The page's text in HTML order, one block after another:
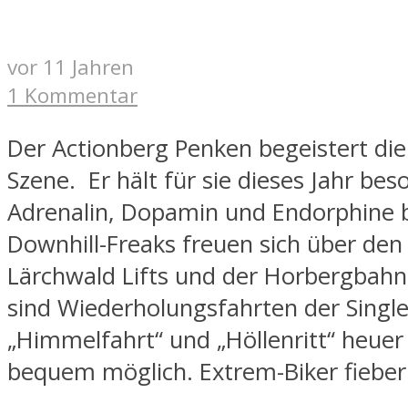
vor 11 Jahren
1 Kommentar
Der Actionberg Penken begeistert
Szene. Er hält für sie dieses Jahr
Adrenalin, Dopamin und Endorphine
Downhill-Freaks freuen sich über
Lärchwald Lifts und der
sind Wiederholungsfahrten der
„Himmelfahrt“ und „Höllenritt“
bequem möglich. Extrem-Biker